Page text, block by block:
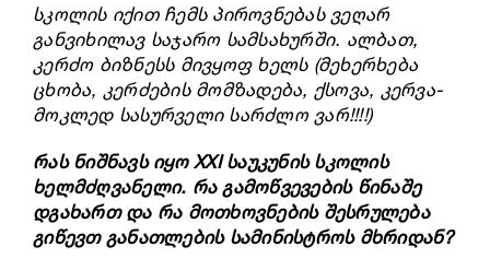
სკოლის იქით ჩემს პიროვნებას ვეღარ
განვიხილავ საჯარო სამსახურში. ალბათ,
კერძო ბიზნესს მივყოფ ხელს (მეხერხება
ცხობა, კერძების მომზადება, ქსოვა, კერვა-
მოკლედ სასურველი სარძლო ვარ!!!!)
რას ნიშნავს იყოXXIსაუკუნის სკოლის
ხელმძღვანელი. რა გამოწვევების წინაშე
დგახართ და რა მოთხოვნების შესრულება
გიწევთ განათლების სამინისტროს მხრიდან?